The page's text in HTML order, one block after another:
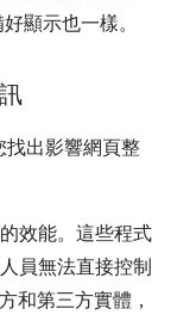
顯示也一樣。
找出影響網頁整
效能。這些程式
員無法直接控制
和第三方實體，